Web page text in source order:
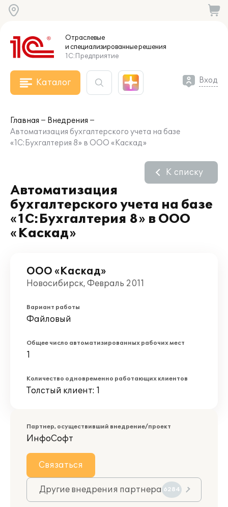
Отраслевые
и специализированныерешения
1С:Предприятие
Каталог Вход
Главная
Внедрения
Автоматизация бухгалтерского учета на базе
«1С:Бухгалтерия 8» в ООО «Каскад»
Автоматизация
бухгалтерского учета на базе
«1С:Бухгалтерия 8» в ООО
«Каскад»
К списку
ООО «Каскад»
Новосибирск, Февраль 2011
Вариант работы
Файловый
Общее число автоматизированных рабочих мест
1
Количество одновременно работающих клиентов
Толстый клиент: 1
Партнер, осуществивший внедрение/проект
ИнфоСофт
Связаться
Другие внедрения партнера 6284